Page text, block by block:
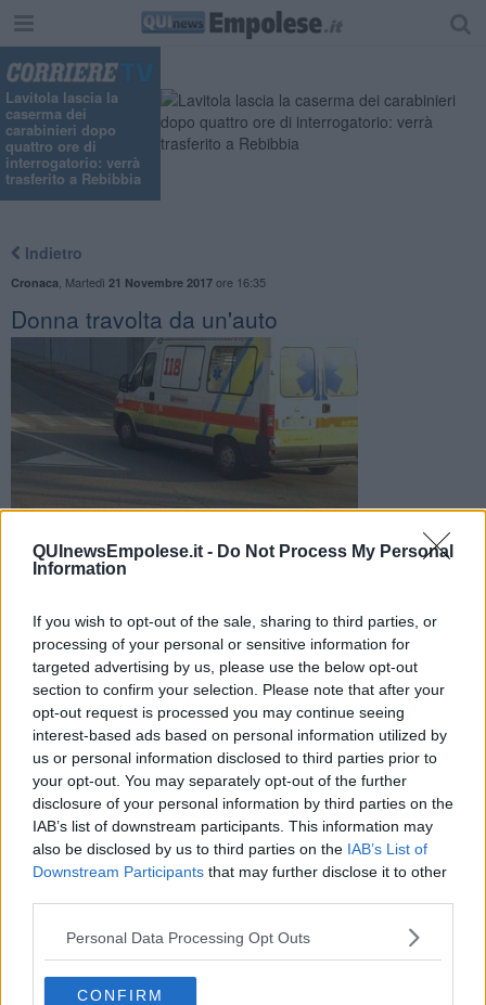
QUInewsEmpolese.it - Do Not Process My Personal
Information
If you wish to opt-out of the sale, sharing to third parties, or
processing of your personal or sensitive information for
targeted advertising by us, please use the below opt-out
section to confirm your selection. Please note that after your
opt-out request is processed you may continue seeing
interest-based ads based on personal information utilized by
us or personal information disclosed to third parties prior to
your opt-out. You may separately opt-out of the further
disclosure of your personal information by third parties on the
IAB’s list of downstream participants. This information may
also be disclosed by us to third parties on the IAB’s List of
Downstream Participants that may further disclose it to other
Personal Data Processing Opt Outs
CONFIRM
Lavitola lascia la
caserma dei
carabinieri dopo
quattro ore di
interrogatorio: verrà
trasferito a Rebibbia
Indietro
Cronaca Martedì 21 Novembre 2017ore 16:35
Donna travolta da un'auto
Incidente lungo via Caverni. La donna di 44 anni è stata
soccorso
MONTELUPO F.NO —Incidente intorno alle 15,45 in via Caverni,
dove unadonna di 44 anniè stata investita da un'auto.
Sul posto sono intervenuti i mezzi della Pubblica Assistenza di
Montelupo Fiorentino e i vigili urbani. La donna è stata trasportata
e ricoverata in codice giallo al pronto soccorso dell'ospedale San
Giuseppe di Empoli.